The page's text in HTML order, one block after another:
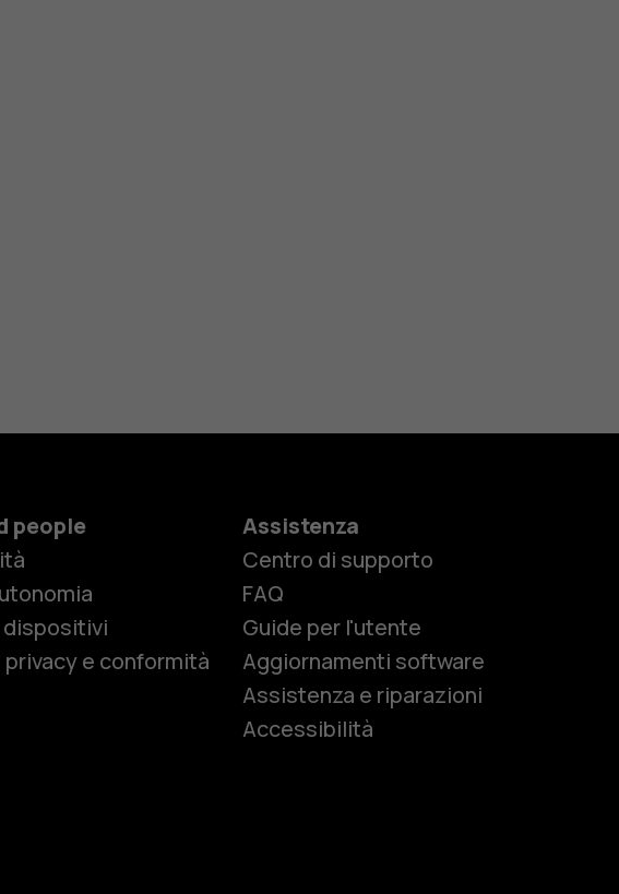
people
dispositivi
e conformità
Assistenza
Centro di supporto
FAQ
Guide per l'utente
Aggiornamenti software
Assistenza e riparazioni
Accessibilità